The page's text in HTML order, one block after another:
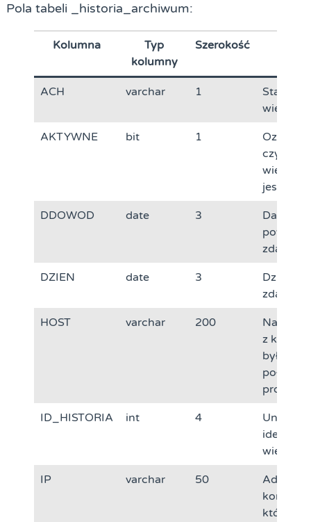
Pola tabeli _historia_archiwum:
Kolumna
Typ
kolumny
Szerokość
ACH varchar 1
Status
wiersza
AKTYWNE bit 1
czy dany
wiersz
jest
DDOWOD date 3
Data
DZIEN date 3
Dzień
HOST varchar 200
Nazwa
z
było
ID_HISTORIA int 4
Unikalny
wiersza
IP varchar 50
Adres IP
którego